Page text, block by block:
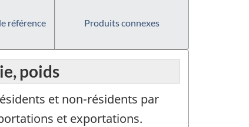
référence Produits connexes
poids
et non-résidents par
et exportations.